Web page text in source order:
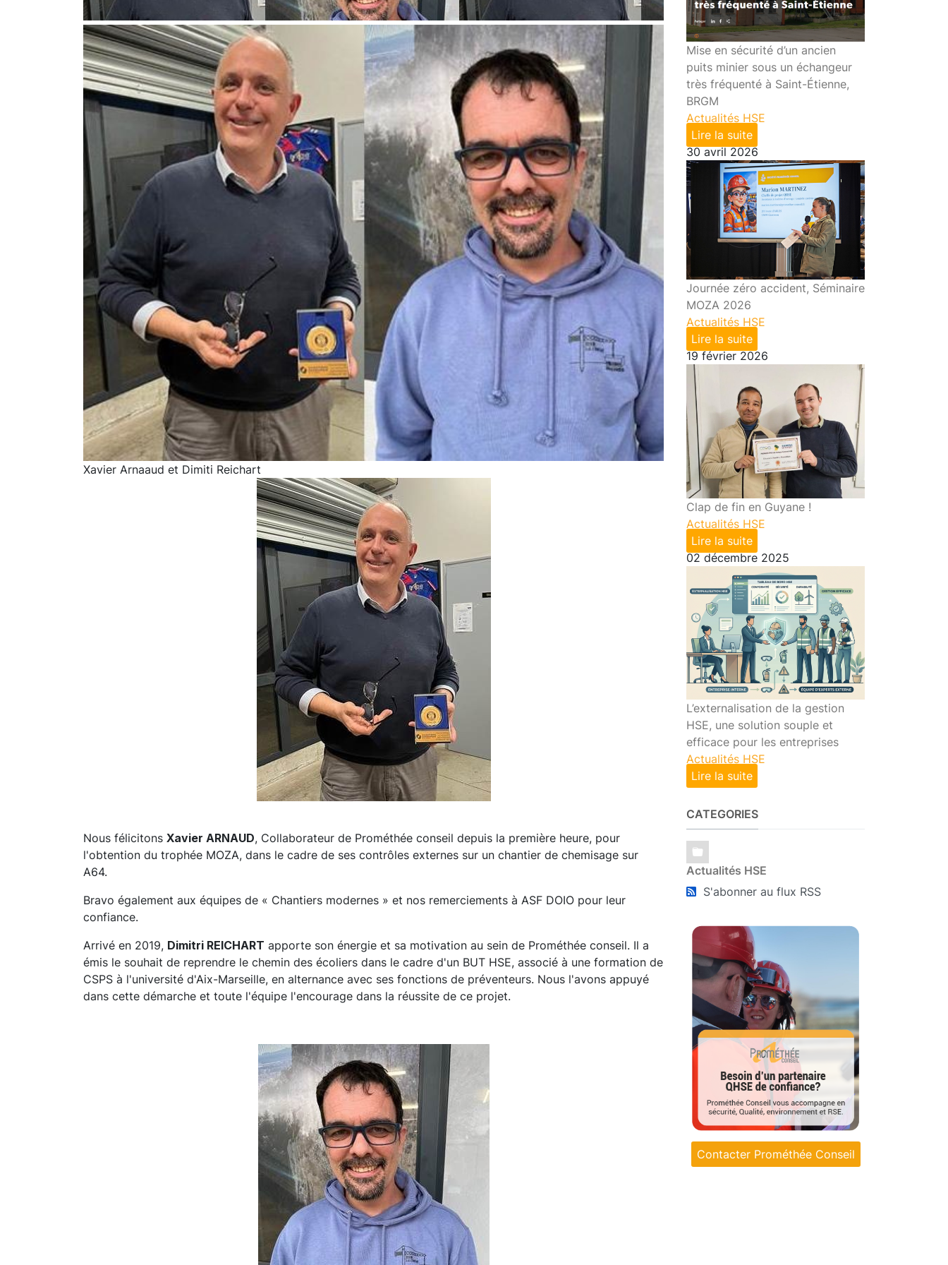
Xavier Arnaaud et Dimiti Reichart
Nous félicitons Xavier ARNAUD, Collaborateur de Prométhée conseil depuis la première heure, pour
l'obtention du trophée MOZA, dans le cadre de ses contrôles externes sur un chantier de chemisage sur
A64.
Bravo également aux équipes de « Chantiers modernes » et nos remerciements à ASF DOIO pour leur
confiance.
Arrivé en 2019, Dimitri REICHART apporte son énergie et sa motivation au sein de Prométhée conseil. Il a
émis le souhait de reprendre le chemin des écoliers dans le cadre d'un BUT HSE, associé à une formation de
CSPS à l'université d'Aix-Marseille, en alternance avec ses fonctions de préventeurs. Nous l'avons appuyé
dans cette démarche et toute l'équipe l'encourage dans la réussite de ce projet.
Mise en sécurité d’un ancien
puits minier sous un échangeur
très fréquenté à Saint-Étienne,
BRGM
Actualités HSE
Lire la suite
30 avril 2026
Journée zéro accident, Séminaire
MOZA 2026
Actualités HSE
Lire la suite
19 février 2026
Clap de fin en Guyane !
Actualités HSE
Lire la suite
02 décembre 2025
L’externalisation de la gestion
HSE, une solution souple et
efficace pour les entreprises
Actualités HSE
Lire la suite
CATEGORIES
Actualités HSE
S'abonner au flux RSS
Contacter Prométhée Conseil